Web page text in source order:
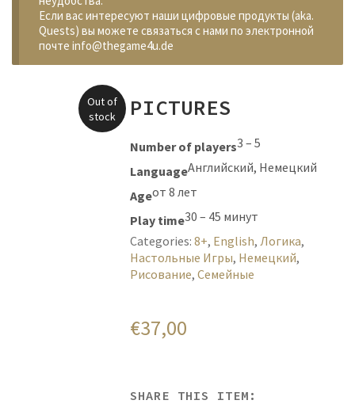
Если вас интересуют наши цифровые продукты (aka.
Quests) вы можете связаться с нами по электронной
почте info@thegame4u.de
Out of
stock
PICTURES
Number of players3 – 5
LanguageАнглийский, Немецкий
Ageот 8 лет
Play time30 – 45 минут
Categories:8+, English, Логика,
Настольные Игры, Немецкий,
Рисование,Семейные
€37,00
SHARE THIS ITEM: